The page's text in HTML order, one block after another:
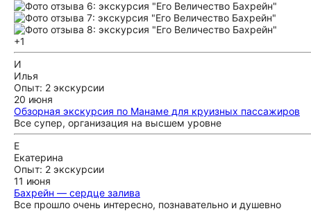
+1
И
Илья
Опыт: 2 экскурсии
20 июня
Обзорная экскурсия по Манаме для круизных пассажиров
Все супер, организация на высшем уровне
Е
Екатерина
Опыт: 2 экскурсии
11 июня
Бахрейн — сердце залива
Все прошло очень интересно, познавательно и душевно